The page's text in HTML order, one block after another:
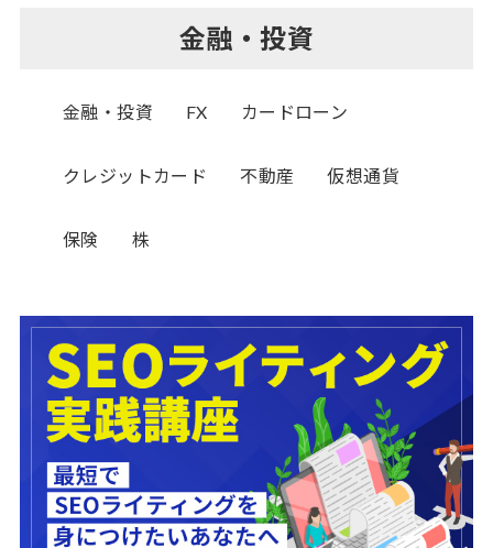
金融・投資
金融・投資 FX カードローン
クレジットカード 不動産 仮想通貨
保険 株